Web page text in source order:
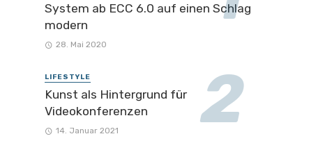
System ab ECC 6.0 auf einen Schlag
modern
28. Mai 2020
LIFESTYLE
Kunst als Hintergrund für
Videokonferenzen
14. Januar 2021